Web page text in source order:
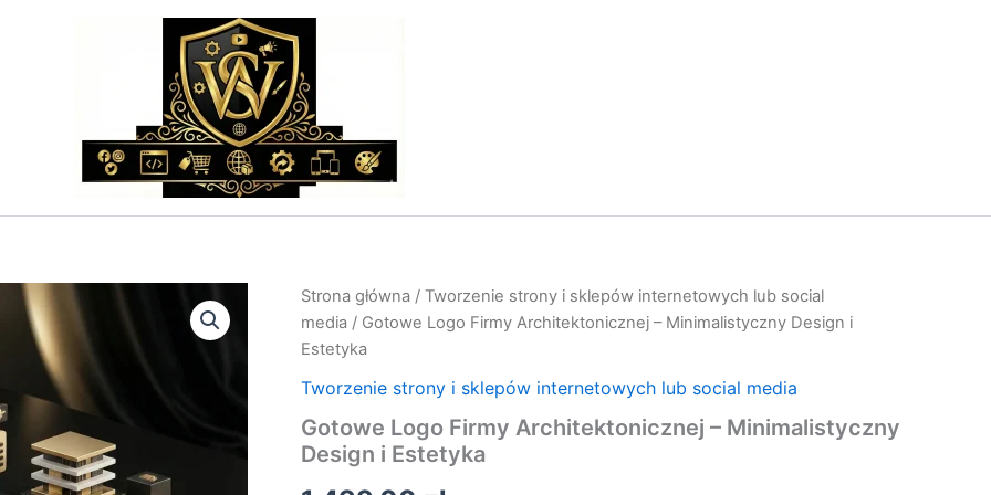
Strona główna / Tworzenie strony i sklepów internetowych lub social
media / Gotowe Logo Firmy Architektonicznej – Minimalistyczny Design i
Estetyka
Tworzenie strony i sklepów internetowych lub social media
Gotowe Logo Firmy Architektonicznej – Minimalistyczny
Design i Estetyka
ilość
Gotowe
Firmy
Architektonicznej
Minimalistyczny
Design
Estetyka